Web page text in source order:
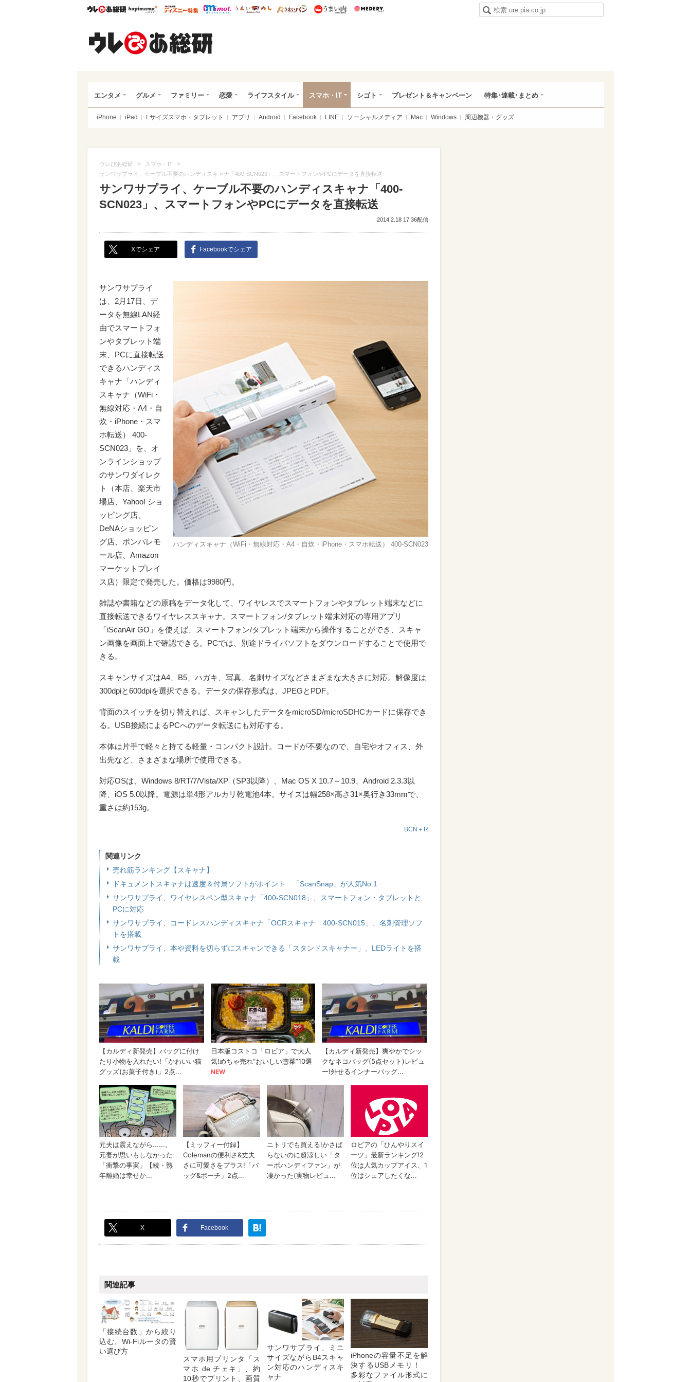
ウレぴあ総研ハピママ* ウレぴあ総研 ディズニー特集
mimot. うまいめし うまいパン うまい肉
エンタメ グルメ ファミリー 恋愛 ライフスタイル スマホ・IT シゴト プレゼント＆キャンペーン 特集･連載･まとめ
iPhone iPad Lサイズスマホ・タブレット アプリ Android Facebook LINE ソーシャルメディア Mac Windows 周辺機器・グッズ
ウレぴあ総研 > スマホ・IT >
サンワサプライ、ケーブル不要のハンディスキャナ「400-SCN023」、スマートフォンやPCにデータを直接転送
サンワサプライ、ケーブル不要のハンディスキャナ「400-
SCN023」、スマートフォンやPCにデータを直接転送
2014.2.18 17:36配信
Xでシェア Facebookでシェア
ハンディスキャナ（WiFi・無線対応・A4・自炊・iPhone・スマホ転送） 400-SCN023
サンワサプライ
は、2月17日、デ
ータを無線LAN経
由でスマートフォ
ンやタブレット端
末、PCに直接転送
できるハンディス
キャナ「ハンディ
スキャナ（WiFi・
無線対応・A4・自
炊・iPhone・スマ
ホ転送） 400-
SCN023」を、オ
ンラインショップ
のサンワダイレク
ト（本店、楽天市
場店、Yahoo! ショ
ッピング店、
DeNAショッピン
グ店、ポンパレモ
ール店、Amazon
マーケットプレイ
ス店）限定で発売した。価格は9980円。
雑誌や書籍などの原稿をデータ化して、ワイヤレスでスマートフォンやタブレット端末などに
直接転送できるワイヤレススキャナ。スマートフォン/タブレット端末対応の専用アプリ
「iScanAir GO」を使えば、スマートフォン/タブレット端末から操作することができ、スキャ
ン画像を画面上で確認できる。PCでは、別途ドライバソフトをダウンロードすることで使用で
きる。
スキャンサイズはA4、B5、ハガキ、写真、名刺サイズなどさまざまな大きさに対応。解像度は
300dpiと600dpiを選択できる。データの保存形式は、JPEGとPDF。
背面のスイッチを切り替えれば、スキャンしたデータをmicroSD/microSDHCカードに保存でき
る。USB接続によるPCへのデータ転送にも対応する。
本体は片手で軽々と持てる軽量・コンパクト設計。コードが不要なので、自宅やオフィス、外
出先など、さまざまな場所で使用できる。
対応OSは、Windows 8/RT/7/Vista/XP（SP3以降）、Mac OS X 10.7～10.9、Android 2.3.3以
降、iOS 5.0以降。電源は単4形アルカリ乾電池4本。サイズは幅258×高さ31×奥行き33mmで、
重さは約153g。
BCN＋R
関連リンク
売れ筋ランキング【スキャナ】
ドキュメントスキャナは速度＆付属ソフトがポイント 「ScanSnap」が人気No.1
サンワサプライ、ワイヤレスペン型スキャナ「400-SCN018」、スマートフォン・タブレットと
PCに対応
サンワサプライ、コードレスハンディスキャナ「OCRスキャナ 400-SCN015」、名刺管理ソフ
トを搭載
サンワサプライ、本や資料を切らずにスキャンできる「スタンドスキャナー」、LEDライトを搭
載
X Facebook
関連記事
「接続台数」から絞り
込む、Wi-Fiルータの賢
い選び方
スマホ用プリンタ「ス
マホ de チェキ」、約
10秒でプリント、画質
サンワサプライ、ミニ
サイズながらB4スキャ
ン対応のハンディスキ
ャナ
iPhoneの容量不足を解
決するUSBメモリ！
多彩なファイル形式に